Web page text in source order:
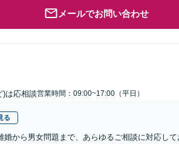
メールでお問い合わせ
)は応相談営業時間：09:00~17:00（平日）
る
から男女問題まで、あらゆるご相談に対応して